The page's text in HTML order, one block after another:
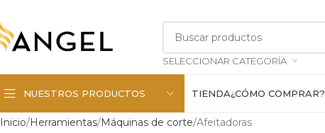
SELECCIONAR CATEGORÍA
NUESTROS PRODUCTOS TIENDA¿CÓMO COMPRAR?
Inicio Herramientas Máquinas de corte Afeitadoras